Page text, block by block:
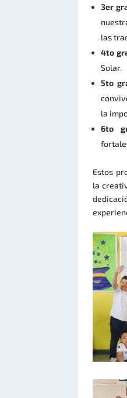
3er
las
4to
Solar.
5to
la
6to
Estos
la